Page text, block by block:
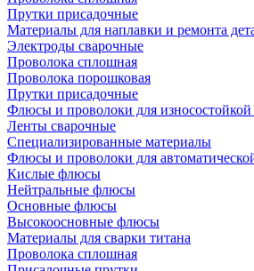
Прутки присадочные
Материалы для наплавки и ремонта
Электроды сварочные
Проволока сплошная
Проволока порошковая
Прутки присадочные
Флюсы и проволоки для износостойкой
Ленты сварочные
Специализированные материалы
Флюсы и проволоки для
Кислые флюсы
Нейтральные флюсы
Основные флюсы
Высокоосновные флюсы
Материалы для сварки титана
Проволока сплошная